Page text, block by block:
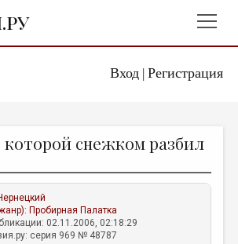
Вход| Регистрация
которой снежком разбил
Пробирная Палатка
02.11.2006, 02:18:29
серия 969 № 48787